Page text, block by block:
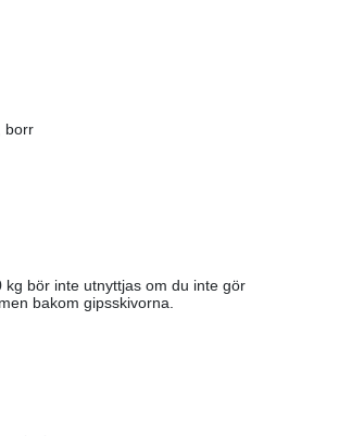
borr
kg bör inte utnyttjas om du inte gör
bakom gipsskivorna.